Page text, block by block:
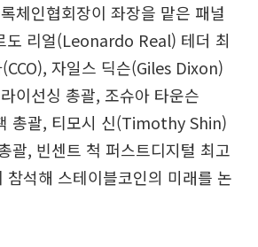
체인협회장이 좌장을 맡은 패널
도 리얼(Leonardo Real) 테더 최
자일스 딕슨(Giles Dixon)
이선싱 총괄, 조슈아 타운슨
총괄, 티모시 신(Timothy Shin)
괄, 빈센트 척 퍼스트디지털 최고
참석해 스테이블코인의 미래를 논